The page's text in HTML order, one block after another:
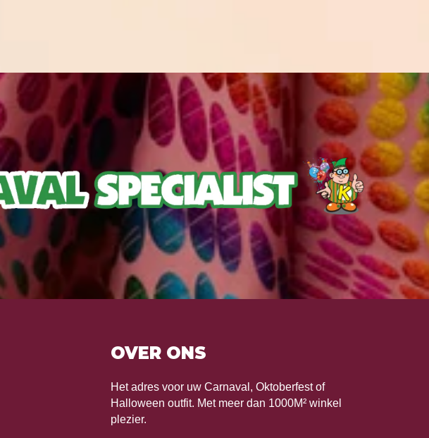
OVER ONS
Het adres voor uw Carnaval, Oktoberfest of
Halloween outfit. Met meer dan 1000M² winkel
plezier.